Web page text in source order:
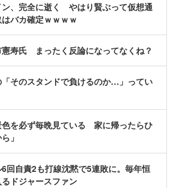
ン、完全に逝く やはり賢ぶって仮想通
バカ確定ｗｗｗｗ
憲寿氏 まったく反論になってなくね？
「そのスタンドで負けるのか…」ってい
色を必ず毎晩見ている 家に帰ったらひ
」
6回自責2も打線沈黙で5連敗に。毎年恒
ドジャースファン